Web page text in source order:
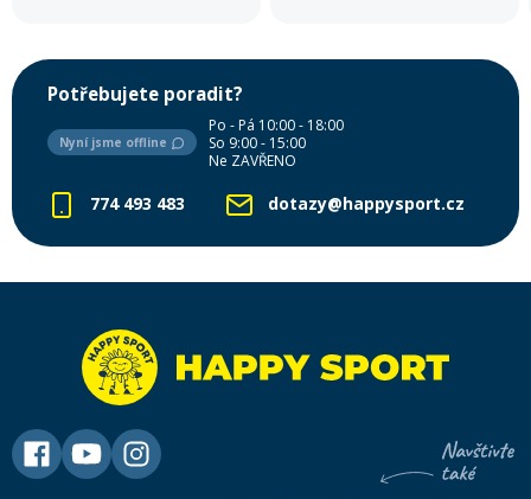
Potřebujete poradit?
Nyní jsme offline
Po - Pá 10:00 - 18:00
So 9:00 - 15:00
Ne ZAVŘENO
774 493 483 dotazy@happysport.cz